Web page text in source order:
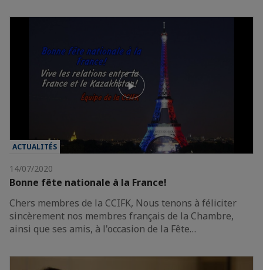
ACTUALITÉS
14/07/2020
Bonne fête nationale à la France!
Chers membres de la CCIFK, Nous tenons à féliciter
sincèrement nos membres français de la Chambre,
ainsi que ses amis, à l'occasion de la Fête…